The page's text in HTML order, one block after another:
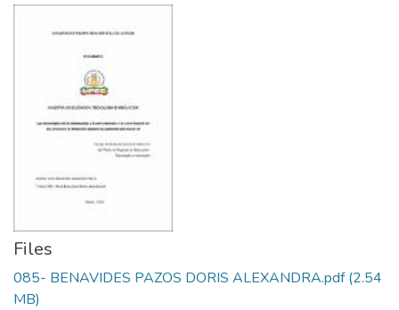
Files
085- BENAVIDES PAZOS DORIS ALEXANDRA.pdf(2.54
MB)